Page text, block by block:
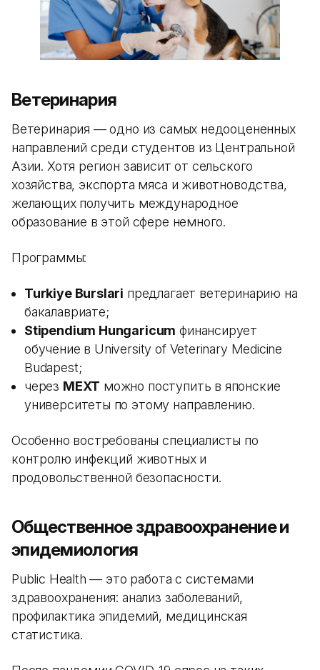
Ветеринария
Ветеринария — одно из самых недооцененных
направлений среди студентов из Центральной
Азии. Хотя регион зависит от сельского
хозяйства, экспорта мяса и животноводства,
желающих получить международное
образование в этой сфере немного.
Программы:
Turkiye Burslari предлагает ветеринарию на
бакалавриате;
Stipendium Hungaricum финансирует
обучение в University of Veterinary Medicine
Budapest;
через MEXT можно поступить в японские
университеты по этому направлению.
Особенно востребованы специалисты по
контролю инфекций животных и
продовольственной безопасности.
Общественное здравоохранение и
эпидемиология
Public Health — это работа с системами
здравоохранения: анализ заболеваний,
профилактика эпидемий, медицинская
статистика.